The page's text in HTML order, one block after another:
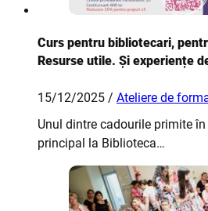
Curs pentru bibliotecari,
Resurse utile. Și experiențe
15/12/2025 / Ateliere de
Unul dintre cadourile primite
principal la Biblioteca…